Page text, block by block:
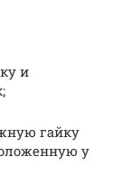
и
гайку
у